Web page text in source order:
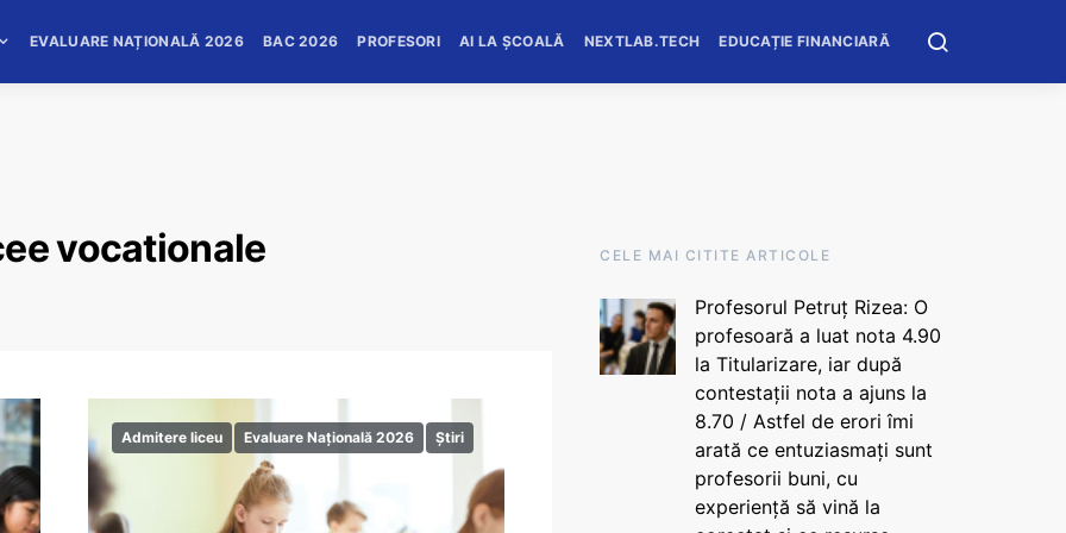
EVALUARE NAȚIONALĂ 2026 BAC 2026 PROFESORI AI LA ȘCOALĂ NEXTLAB.TECH EDUCAȚIE FINANCIARĂ
vocationale
Admitere liceu Evaluare Națională 2026 Știri
CELE MAI CITITE ARTICOLE
Profesorul Petruț Rizea: O
profesoară a luat nota 4.90
la Titularizare, iar după
contestații nota a ajuns la
8.70 / Astfel de erori îmi
arată ce entuziasmați sunt
profesorii buni, cu
experiență să vină la